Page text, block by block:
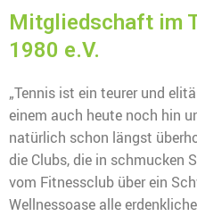
Mitgliedschaft im
1980 e.V.
„Tennis ist ein teurer und
einem auch heute noch hin
natürlich schon längst
die Clubs, die in schmucken
vom Fitnessclub über ein
Wellnessoase alle